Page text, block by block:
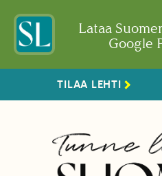
Lataa
Google
TILAA LEHTI